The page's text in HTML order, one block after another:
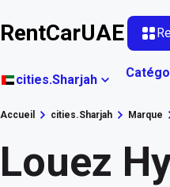
RentCarUAE
cities.Sharjah
Accueil cities.Sharjah Marque
Louez